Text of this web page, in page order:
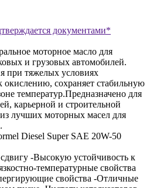
документами*
моторное масло для
и грузовых автомобилей.
при тяжелых условиях
окислению, сохраняет стабильную
температур.Предназначено для
карьерной и строительной
лучших моторных масел для
Diesel Super SAE 20W-50
-Высокую устойчивость к
температурные свойства
свойства -Отличные